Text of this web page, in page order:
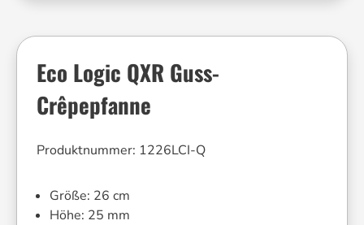
Eco Logic QXR Guss-
Crêpepfanne
Produktnummer: 1226LCI-Q
Größe: 26 cm
Höhe: 25 mm